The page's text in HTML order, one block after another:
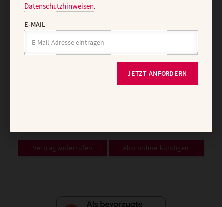
Vertrag widerrufen Abo online kündigen
Datenschutzhinweisen.
E-MAIL
JETZT ANFORDERN